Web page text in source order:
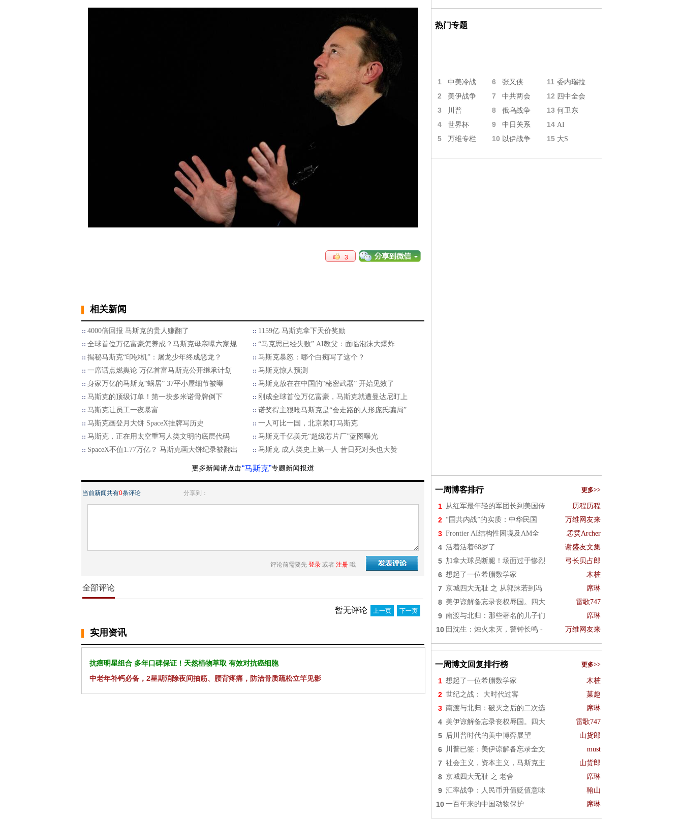
3
相关新闻
4000倍回报 马斯克的贵人赚翻了
1159亿 马斯克拿下天价奖励
全球首位万亿富豪怎养成？马斯克母亲曝六家规
“马克思已经失败” AI教父：面临泡沫大爆炸
揭秘马斯克“印钞机”：屠龙少年终成恶龙？
马斯克暴怒：哪个白痴写了这个？
一席话点燃舆论 万亿首富马斯克公开继承计划
马斯克惊人预测
身家万亿的马斯克“蜗居” 37平小屋细节被曝
马斯克放在在中国的“秘密武器” 开始见效了
马斯克的顶级订单！第一块多米诺骨牌倒下
刚成全球首位万亿富豪，马斯克就遭曼达尼盯上
马斯克让员工一夜暴富
诺奖得主狠呛马斯克是“会走路的人形庞氏骗局”
马斯克画登月大饼 SpaceX挂牌写历史
一人可比一国，北京紧盯马斯克
马斯克，正在用太空重写人类文明的底层代码
马斯克千亿美元“超级芯片厂”蓝图曝光
SpaceX不值1.77万亿？ 马斯克画大饼纪录被翻出
马斯克 成人类史上第一人 昔日死对头也大赞
“马斯克”
当前新闻共有0条评论 分享到：
评论前需要先 登录 或者 注册 哦
全部评论
暂无评论 上一页 下一页
实用资讯
抗癌明星组合 多年口碑保证！天然植物萃取 有效对抗癌细胞
中老年补钙必备，2星期消除夜间抽筋、腰背疼痛，防治骨质疏松立竿见影
热门专题
1 中美冷战 6 张又侠 11 委内瑞拉
2 美伊战争 7 中共两会 12 四中全会
3 川普 8 俄乌战争 13 何卫东
4 世界杯 9 中日关系 14 AI
5 万维专栏 10 以伊战争 15 大S
一周博客排行 更多>>
1 从红军最年轻的军团长到美国传 历程历程
2 “国共内战”的实质：中华民国 万维网友来
3 Frontier AI结构性困境及AM全 孞烎Archer
4 活着活着68岁了 谢盛友文集
5 加拿大球员断腿！场面过于惨烈 弓长贝占郎
6 想起了一位希腊数学家 木桩
7 京城四大无耻 之 从郭沫若到冯 席琳
8 美伊谅解备忘录丧权辱国。四大 雷歌747
9 南渡与北归：那些著名的儿子们 席琳
10 田沈生：烛火未灭，警钟长鸣 - 万维网友来
一周博文回复排行榜 更多>>
1 想起了一位希腊数学家 木桩
2 世纪之战： 大时代过客 菓趣
3 南渡与北归：破灭之后的二次选 席琳
4 美伊谅解备忘录丧权辱国。四大 雷歌747
5 后川普时代的美中博弈展望 山货郎
6 川普已签：美伊谅解备忘录全文 must
7 社会主义，资本主义，马斯克主 山货郎
8 京城四大无耻 之 老舍 席琳
9 汇率战争：人民币升值贬值意味 翰山
10 一百年来的中国动物保护 席琳